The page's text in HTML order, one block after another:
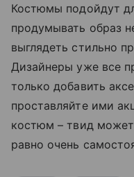
Костюмы подойдут
продумывать образ
выглядеть стильно
Дизайнеры уже все
только добавить
проставляйте ими
костюм – твид
равно очень